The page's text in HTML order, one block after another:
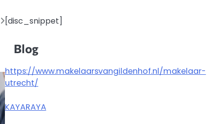
[disc_snippet]
Blog
https://www.makelaarsvangildenhof.nl/makelaar-
utrecht/
KAYARAYA